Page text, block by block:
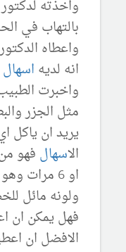
واخذته
بالتهاب في
واعطاه
انه لديه اسهال
واخبرت
مثل الجزر
يريد ان ياكل
الاسهالفهو
او 6 مرات وهو
ولونه مائل
فهل يمكن ان
الافضل ان